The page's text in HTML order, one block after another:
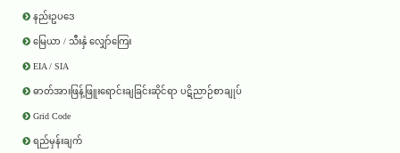
နည်းဥပဒေ
မြေယာ / သီးနှံ လျှော်ကြေး
EIA / SIA
ဓာတ်အားဖြန့်ဖြူးရောင်းချခြင်းဆိုင်ရာ ပဋိညာဉ်စာချုပ်
Grid Code
ရည်မှန်းချက်